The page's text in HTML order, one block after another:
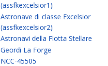
(assfkexcelsior1)
Astronave di classe Excelsior
(assfkexcelsior2)
Astronavi della Flotta Stellare
Geordi La Forge
NCC-45505